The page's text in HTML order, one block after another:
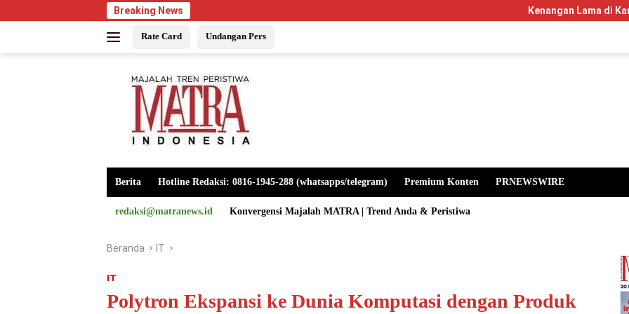
ke
Breaking News Kenangan Lama di Kampus
Rate Card Undangan Pers
Berita Hotline Redaksi: 0816-1945-288 (whatsapps/telegram) Premium Konten PRNEWSWIRE
redaksi@matranews.id Konvergensi Majalah MATRA | Trend Anda & Peristiwa
Beranda IT
IT
Polytron Ekspansi ke Dunia Komputasi dengan Produk